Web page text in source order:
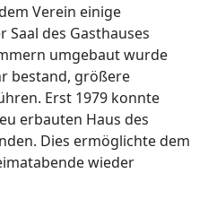
Verein einige
des Gasthauses
umgebaut wurde
bestand, größere
Erst 1979 konnte
erbauten Haus des
Dies ermöglichte dem
wieder